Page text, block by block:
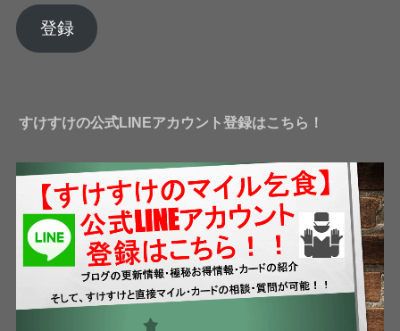
ア
ド
登録
すけすけの公式LINEアカウント登録はこちら！